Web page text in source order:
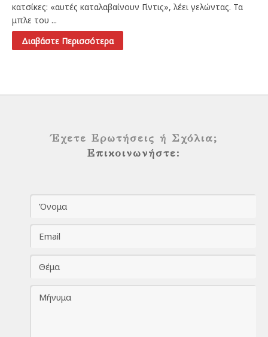
κατσίκες: «αυτές καταλαβαίνουν Γίντις», λέει γελώντας. Τα
μπλε του ...
Διαβάστε Περισσότερα
Έχετε Ερωτήσεις ή Σχόλια;
Επικοινωνήστε: